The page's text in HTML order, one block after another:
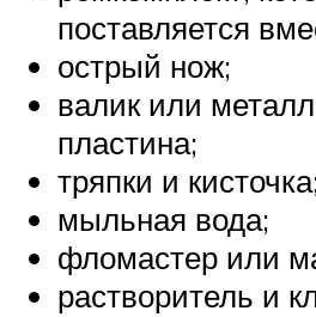
поставляется
острый нож;
валик или
пластина;
тряпки и
мыльная вода;
фломастер или
растворитель и